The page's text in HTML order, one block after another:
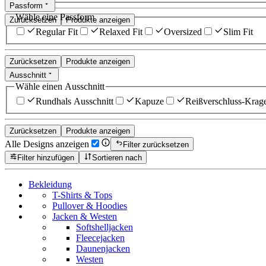
Zurücksetzen Produkte anzeigen
Passform
Wähle eine Passform
Regular Fit
Relaxed Fit Oversized Slim Fit
Zurücksetzen
Produkte anzeigen
Ausschnitt
Wähle einen Ausschnitt
Rundhals Ausschnitt
Kapuze Reißverschluss-
Zurücksetzen Produkte anzeigen
Alle Designs anzeigen
Filter zurücksetzen
Filter hinzufügen
Sortieren nach
Bekleidung
T-Shirts & Tops
Pullover & Hoodies
Jacken & Westen
Softshelljacken
Fleecejacken
Daunenjacken
Westen